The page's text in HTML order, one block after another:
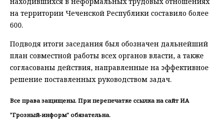
на территории Чеченской Республики составило более
600.
Подводя итоги заседания был обозначен дальнейший
план совместной работы всех органов власти, а также
согласованы действия, направленные на эффективное
решение поставленных руководством задач.
Все права защищены. При перепечатке ссылка на сайт ИА
"Грозный-информ" обязательна.